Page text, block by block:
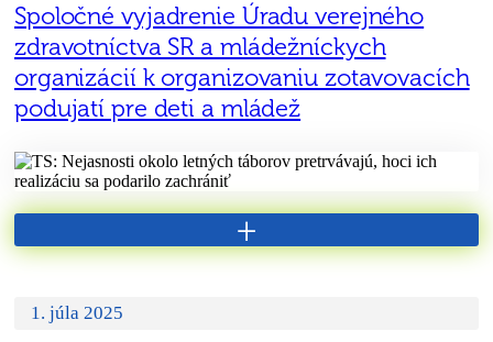
Spoločné vyjadrenie Úradu verejného
zdravotníctva SR a mládežníckych
organizácií k organizovaniu zotavovacích
podujatí pre deti a mládež
+
1. júla 2025